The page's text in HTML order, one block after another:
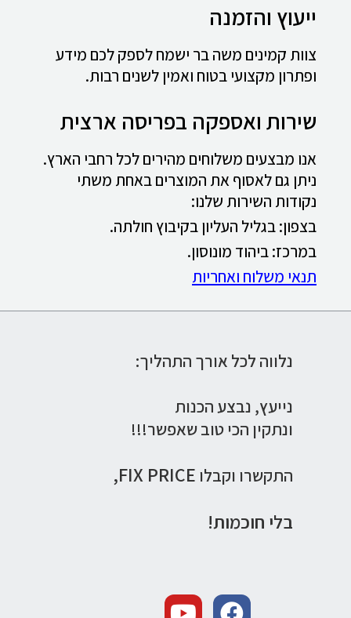
ייעוץ והזמנה
צוות קמינים משה בר ישמח לספק לכם מידע
ופתרון מקצועי בטוח ואמין לשנים רבות.
שירות ואספקה בפריסה ארצית
אנו מבצעים משלוחים מהירים לכל רחבי הארץ.
ניתן גם לאסוף את המוצרים באחת משתי
נקודות השירות שלנו:
בצפון: בגליל העליון בקיבוץ חולתה.
במרכז: ביהוד מונוסון.
תנאי משלוח ואחריות
נלווה לכל אורך התהליך:
נייעץ, נבצע הכנות
ונתקין הכי טוב שאפשר!!!
התקשרו וקבלו FIX PRICE,
בלי חוכמות!